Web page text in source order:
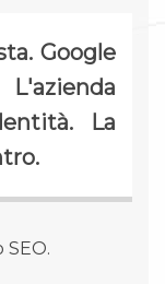
Google
La